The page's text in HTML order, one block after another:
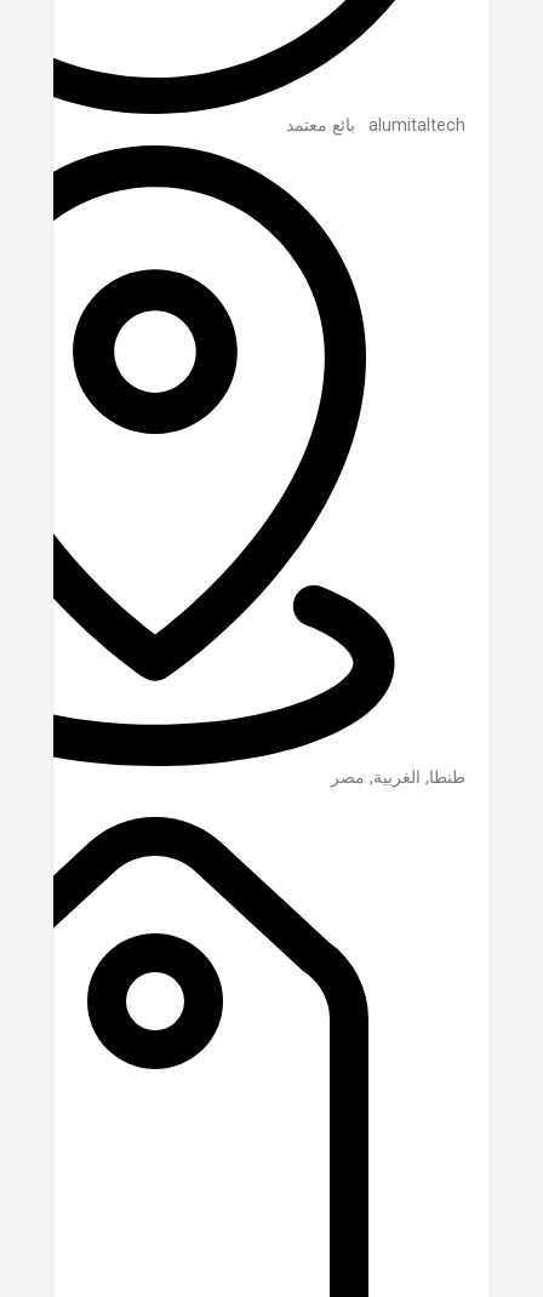
alumitaltech بائع معتمد
طنطا, الغربية, مصر